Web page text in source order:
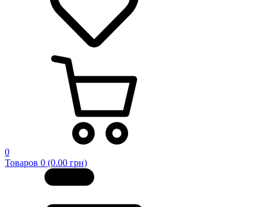
0
Товаров 0 (0.00 грн)